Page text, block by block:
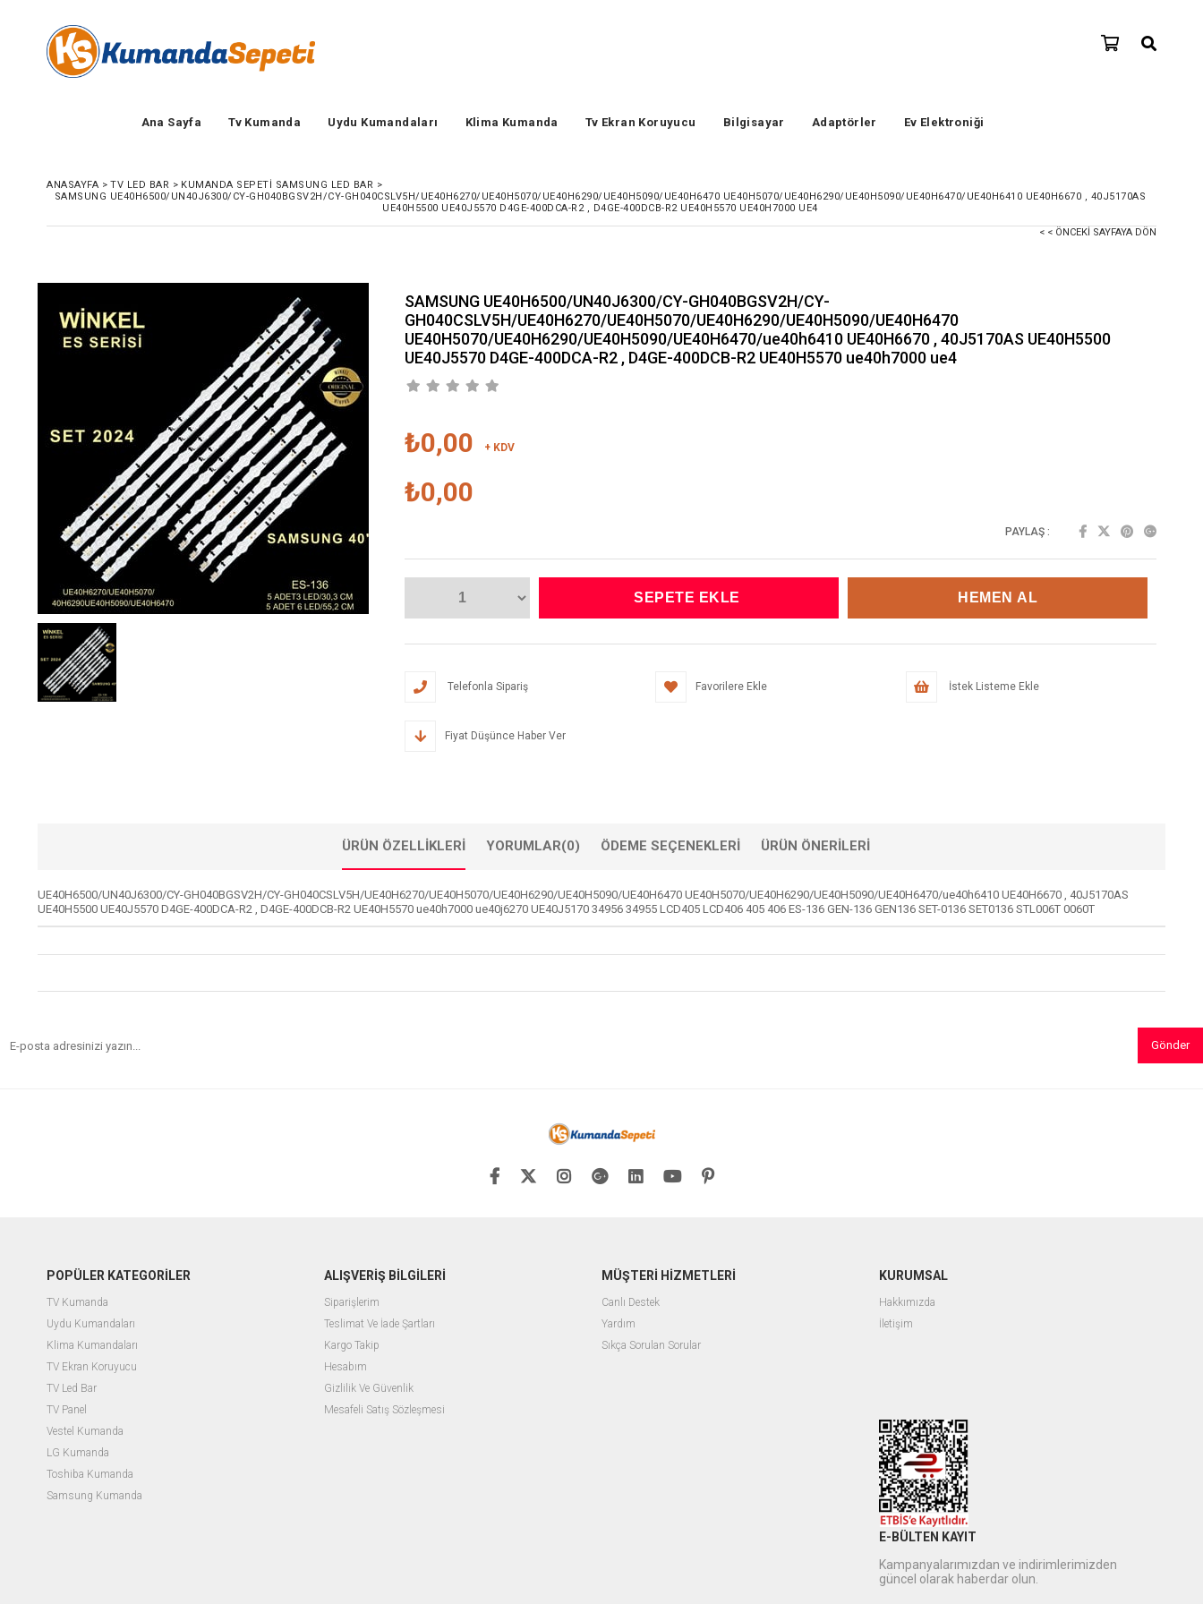
Ana Sayfa Tv Kumanda Uydu Kumandaları Klima Kumanda Tv Ekran Koruyucu Bilgisayar Adaptörler Ev Elektroniği
ANASAYFA > TV LED BAR > KUMANDA SEPETI SAMSUNG LED BAR >
SAMSUNG UE40H6500/UN40J6300/CY-GH040BGSV2H/CY-GH040CSLV5H/UE40H6270/UE40H5070/UE40H6290/UE40H5090/UE40H6470 UE40H5070/UE40H6290/UE40H5090/UE40H6470/UE40H6410 UE40H6670 , 40J5170AS
UE40H5500 UE40J5570 D4GE-400DCA-R2 , D4GE-400DCB-R2 UE40H5570 UE40H7000 UE4
< < ÖNCEKI SAYFAYA DÖN
SAMSUNG UE40H6500/UN40J6300/CY-GH040BGSV2H/CY-
GH040CSLV5H/UE40H6270/UE40H5070/UE40H6290/UE40H5090/UE40H6470
UE40H5070/UE40H6290/UE40H5090/UE40H6470/ue40h6410 UE40H6670 , 40J5170AS UE40H5500
UE40J5570 D4GE-400DCA-R2 , D4GE-400DCB-R2 UE40H5570 ue40h7000 ue4
₺0,00 + KDV
₺0,00
PAYLAŞ :
Telefonla Sipariş Favorilere Ekle İstek Listeme Ekle
Fiyat Düşünce Haber Ver
ÜRÜN ÖZELLIKLERI YORUMLAR(0) ÖDEME SEÇENEKLERI ÜRÜN ÖNERILERI
UE40H6500/UN40J6300/CY-GH040BGSV2H/CY-GH040CSLV5H/UE40H6270/UE40H5070/UE40H6290/UE40H5090/UE40H6470 UE40H5070/UE40H6290/UE40H5090/UE40H6470/ue40h6410 UE40H6670 , 40J5170AS
UE40H5500 UE40J5570 D4GE-400DCA-R2 , D4GE-400DCB-R2 UE40H5570 ue40h7000 ue40j6270 UE40J5170 34956 34955 LCD405 LCD406 405 406 ES-136 GEN-136 GEN136 SET-0136 SET0136 STL006T 0060T
Gönder
POPÜLER KATEGORİLER
TV Kumanda
Uydu Kumandaları
Klima Kumandaları
TV Ekran Koruyucu
TV Led Bar
TV Panel
Vestel Kumanda
LG Kumanda
Toshiba Kumanda
Samsung Kumanda
ALIŞVERİŞ BİLGİLERİ
Siparişlerim
Teslimat Ve İade Şartları
Kargo Takip
Hesabım
Gizlilik Ve Güvenlik
Mesafeli Satış Sözleşmesi
MÜŞTERİ HİZMETLERİ
Canlı Destek
Yardım
Sıkça Sorulan Sorular
KURUMSAL
Hakkımızda
İletişim
E-BÜLTEN KAYIT
Kampanyalarımızdan ve indirimlerimizden
güncel olarak haberdar olun.